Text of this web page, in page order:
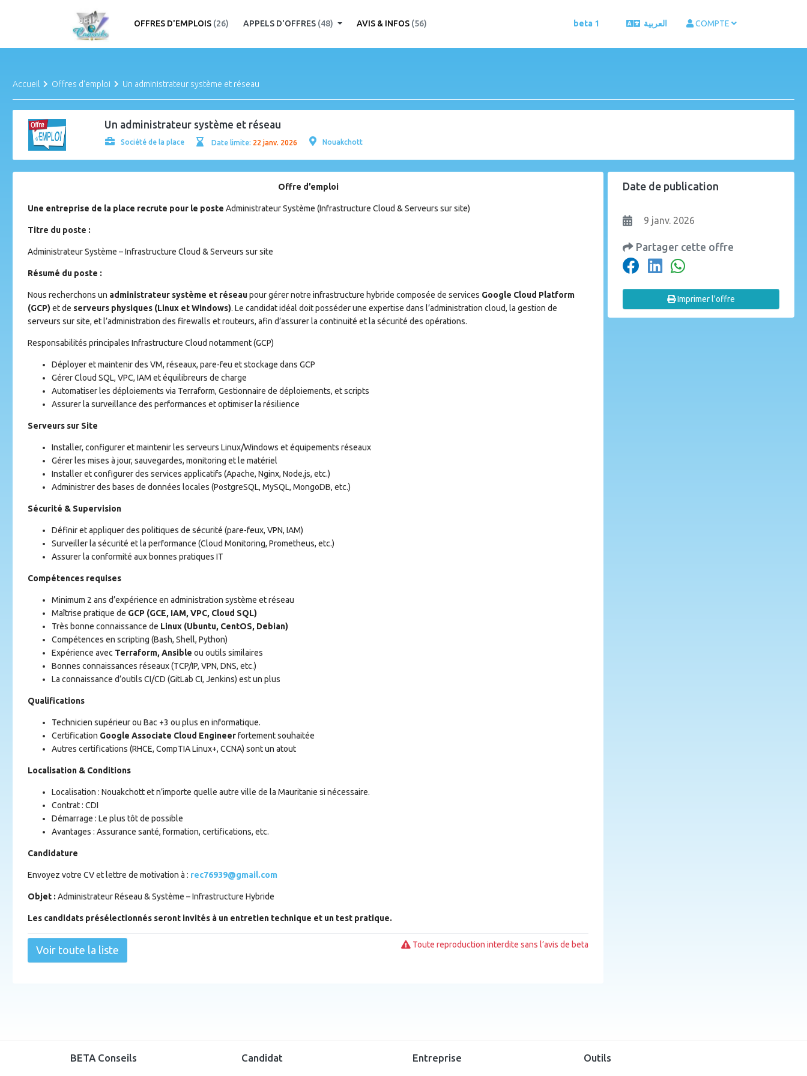
OFFRES D'EMPLOIS (26) APPELS D'OFFRES (48) AVIS & INFOS (56) beta 1 العربية COMPTE
Accueil Offres d'emploi Un administrateur système et réseau
Un administrateur système et réseau
Société de la place Date limite: 22 janv. 2026 Nouakchott
Offre d’emploi
Une entreprise de la place recrute pour le poste Administrateur Système (Infrastructure Cloud & Serveurs sur site)
Titre du poste :
Administrateur Système – Infrastructure Cloud & Serveurs sur site
Résumé du poste :
Nous recherchons un administrateur système et réseaupour gérer notre infrastructure hybride composée de services Google Cloud Platform
(GCP) et de serveurs physiques (Linux et Windows). Le candidat idéal doit posséder une expertise dans l’administration cloud, la gestion de
serveurs sur site, et l’administration des firewalls et routeurs, afin d’assurer la continuité et la sécurité des opérations.
Responsabilités principales Infrastructure Cloud notamment (GCP)
Déployer et maintenir des VM, réseaux, pare-feu et stockage dans GCP
Gérer Cloud SQL, VPC, IAM et équilibreurs de charge
Automatiser les déploiements via Terraform, Gestionnaire de déploiements, et scripts
Assurer la surveillance des performances et optimiser la résilience
Serveurs sur Site
Installer, configurer et maintenir les serveurs Linux/Windows et équipements réseaux
Gérer les mises à jour, sauvegardes, monitoring et le matériel
Installer et configurer des services applicatifs (Apache, Nginx, Node.js, etc.)
Administrer des bases de données locales (PostgreSQL, MySQL, MongoDB, etc.)
Sécurité & Supervision
Définir et appliquer des politiques de sécurité (pare-feux, VPN, IAM)
Surveiller la sécurité et la performance (Cloud Monitoring, Prometheus, etc.)
Assurer la conformité aux bonnes pratiques IT
Compétences requises
Minimum 2 ans d’expérience en administration système et réseau
Maîtrise pratique de GCP (GCE, IAM, VPC, Cloud SQL)
Très bonne connaissance de Linux (Ubuntu, CentOS, Debian)
Compétences en scripting (Bash, Shell, Python)
Expérience avec Terraform, Ansible ou outils similaires
Bonnes connaissances réseaux (TCP/IP, VPN, DNS, etc.)
La connaissance d’outils CI/CD (GitLab CI, Jenkins) est un plus
Qualifications
Technicien supérieur ou Bac +3 ou plus en informatique.
Certification Google Associate Cloud Engineerfortement souhaitée
Autres certifications (RHCE, CompTIA Linux+, CCNA) sont un atout
Localisation & Conditions
Localisation : Nouakchott et n’importe quelle autre ville de la Mauritanie si nécessaire.
Contrat : CDI
Démarrage : Le plus tôt de possible
Avantages : Assurance santé, formation, certifications, etc.
Candidature
Envoyez votre CV et lettre de motivation à : rec76939@gmail.com
Objet : Administrateur Réseau & Système – Infrastructure Hybride
Les candidats présélectionnés seront invités à un entretien technique et un test pratique.
Voir toute la liste Toute reproduction interdite sans l’avis de beta
Date de publication
9 janv. 2026
Partager cette offre
Imprimer l'offre
BETA Conseils Candidat Entreprise Outils